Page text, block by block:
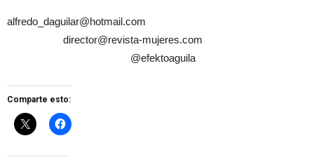
alfredo_daguilar@hotmail.com
director@revista-mujeres.com
@efektoaguila
Comparte esto: